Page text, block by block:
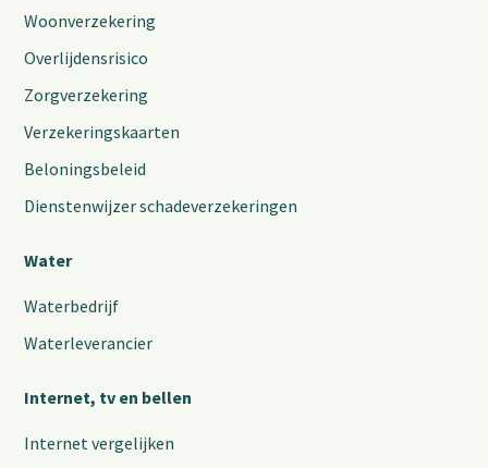
Woonverzekering
Overlijdensrisico
Zorgverzekering
Verzekeringskaarten
Beloningsbeleid
Dienstenwijzer schadeverzekeringen
Water
Waterbedrijf
Waterleverancier
Internet, tv en bellen
Internet vergelijken